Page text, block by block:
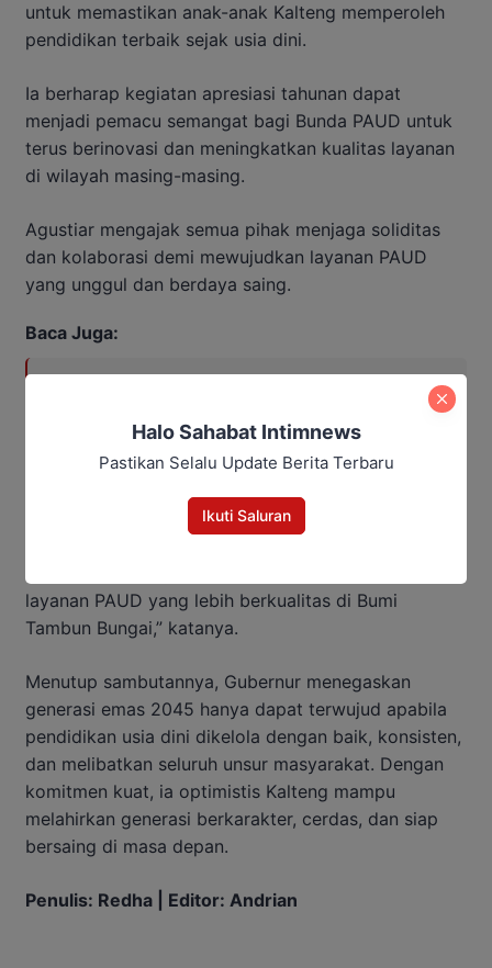
untuk memastikan anak-anak Kalteng memperoleh
pendidikan terbaik sejak usia dini.
Ia berharap kegiatan apresiasi tahunan dapat
menjadi pemacu semangat bagi Bunda PAUD untuk
terus berinovasi dan meningkatkan kualitas layanan
di wilayah masing-masing.
Agustiar mengajak semua pihak menjaga soliditas
dan kolaborasi demi mewujudkan layanan PAUD
yang unggul dan berdaya saing.
Baca Juga:
Infrastruktur Jadi Prioritas
“Mari kita semua terus berjuang bersama, bekerja
layanan PAUD yang lebih berkualitas di Bumi
Tambun Bungai,” katanya.
Menutup sambutannya, Gubernur menegaskan
generasi emas 2045 hanya dapat terwujud apabila
pendidikan usia dini dikelola dengan baik, konsisten,
dan melibatkan seluruh unsur masyarakat. Dengan
komitmen kuat, ia optimistis Kalteng mampu
melahirkan generasi berkarakter, cerdas, dan siap
bersaing di masa depan.
Penulis: Redha | Editor: Andrian
Halo Sahabat Intimnews
Pastikan Selalu Update Berita Terbaru
Ikuti Saluran